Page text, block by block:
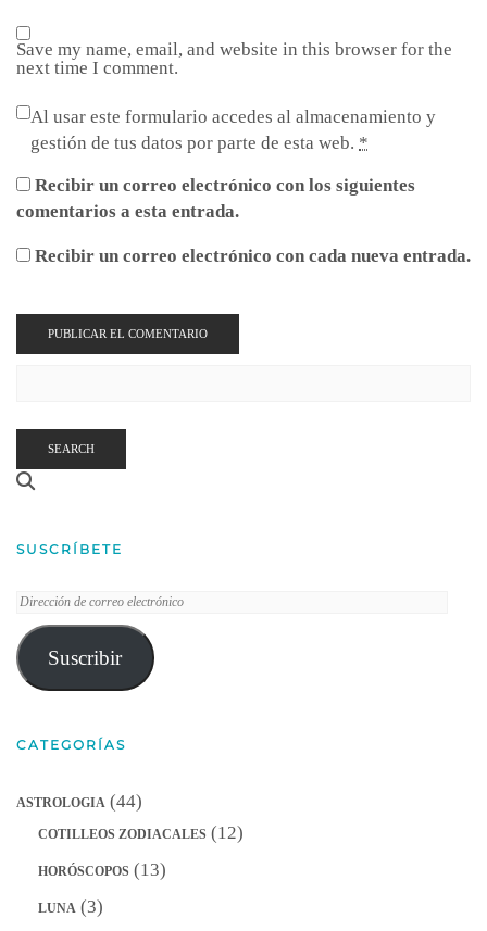
Save my name, email, and website in this browser for the
next time I comment.
Al usar este formulario accedes al almacenamiento y
gestión de tus datos por parte de esta web. *
Recibir un correo electrónico con los siguientes
comentarios a esta entrada.
Recibir un correo electrónico con cada nueva entrada.
SEARCH
SUSCRÍBETE
Dirección
de
correo
electrónico
Suscribir
CATEGORÍAS
ASTROLOGIA (44)
COTILLEOS ZODIACALES (12)
HORÓSCOPOS (13)
LUNA (3)